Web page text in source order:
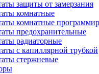
защиты от замерзания
комнатные
комнатные
предохранительные
радиаторные
с капиллярной трубкой
стержневые